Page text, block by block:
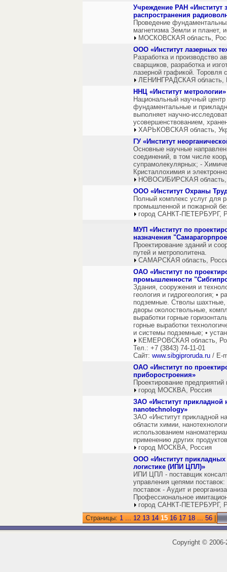
Учреждение РАН «Институт
распространения
Проведение
магнетизма Земли и планет,
МОСКОВСКАЯ область,
ООО «Институт лазерных
Разработка и производство
сварщиков, разработка и
лазерной графикой. Торовля
ЛЕНИНГРАДСКАЯ область,
ННЦ «Институт метрологии»
Национальный научный
фундаментальные и
выполняет научно-
усовершенствованием,
ХАРЬКОВСКАЯ область,
ГУ «Институт
Основные научные
соединений, в том числе
супрамолекулярных; -
Кристаллохимия и
НОВОСИБИРСКАЯ область,
ООО «Институт Охраны
Полный комплекс услуг для
промышленной и пожарной
город САНКТ-ПЕТЕРБУРГ,
МУП «Институт по
назначения
Проектирование зданий и
путей и метрополитена.
САМАРСКАЯ область,
ОАО «Институт по
промышленности
Здания, сооружения и
геология и гидрогеология; •
подземные. Стволы
дворы околоствольные,
выработки горные
горные выработки
и системы подземные; •
КЕМЕРОВСКАЯ область,
Тел.: +7 (3843) 74-11-01
Сайт: www.sibgiproruda.ru / E-
ОАО «Институт по
приборостроения»
Проектирование
город МОСКВА, Россия
ЗАО «Институт прикладной
nanotechnology»
ЗАО «Институт прикладной
области химии,
использованием
применению других
город МОСКВА, Россия
ООО «Институт прикладных
логистике (ИПИ ЦПЛ)»
ИПИ ЦПЛ - поставщик
управления цепями
поставок - Аудит и
Профессиональное
город САНКТ-ПЕТЕРБУРГ,
Страницы: 1 ... 12 13 14 15 16 17 18 ... 56
Copyright ©